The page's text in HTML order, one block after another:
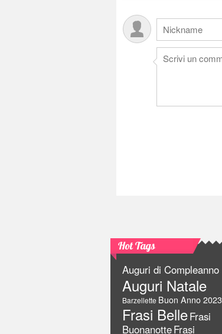
Hot Tags
Auguri di Compleanno
Auguri Natale
Barzellette Buon Anno 2023
Frasi BelleFrasi
BuonanotteFrasi